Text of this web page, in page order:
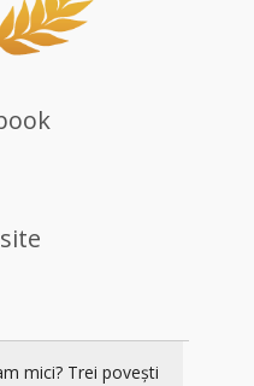
mici? Trei povești